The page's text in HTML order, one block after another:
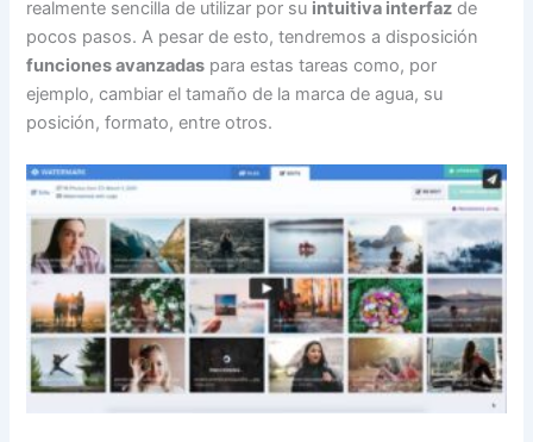
realmente sencilla de utilizar por su intuitiva interfaz de
pocos pasos. A pesar de esto, tendremos a disposición
funciones avanzadas para estas tareas como, por
ejemplo, cambiar el tamaño de la marca de agua, su
posición, formato, entre otros.